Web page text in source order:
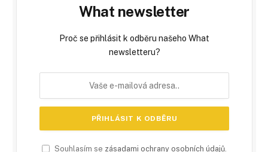
What newsletter
Proč se přihlásit k odběru našeho What
newsletteru?
Souhlasím se zásadami ochrany osobních údajů.